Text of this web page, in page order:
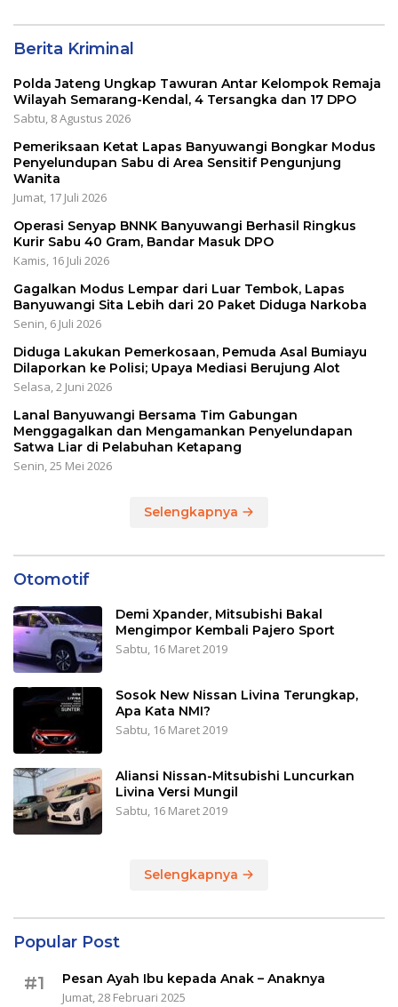
Berita Kriminal
Polda Jateng Ungkap Tawuran Antar Kelompok Remaja
Wilayah Semarang-Kendal, 4 Tersangka dan 17 DPO
Sabtu, 8 Agustus 2026
Pemeriksaan Ketat Lapas Banyuwangi Bongkar Modus
Penyelundupan Sabu di Area Sensitif Pengunjung
Wanita
Jumat, 17 Juli 2026
Operasi Senyap BNNK Banyuwangi Berhasil Ringkus
Kurir Sabu 40 Gram, Bandar Masuk DPO
Kamis, 16 Juli 2026
Gagalkan Modus Lempar dari Luar Tembok, Lapas
Banyuwangi Sita Lebih dari 20 Paket Diduga Narkoba
Senin, 6 Juli 2026
Diduga Lakukan Pemerkosaan, Pemuda Asal Bumiayu
Dilaporkan ke Polisi; Upaya Mediasi Berujung Alot
Selasa, 2 Juni 2026
Lanal Banyuwangi Bersama Tim Gabungan
Menggagalkan dan Mengamankan Penyelundapan
Satwa Liar di Pelabuhan Ketapang
Senin, 25 Mei 2026
Selengkapnya
Otomotif
Demi Xpander, Mitsubishi Bakal
Mengimpor Kembali Pajero Sport
Sabtu, 16 Maret 2019
Sosok New Nissan Livina Terungkap,
Apa Kata NMI?
Sabtu, 16 Maret 2019
Aliansi Nissan-Mitsubishi Luncurkan
Livina Versi Mungil
Sabtu, 16 Maret 2019
Selengkapnya
Popular Post
#1
Pesan Ayah Ibu kepada Anak – Anaknya
Jumat, 28 Februari 2025